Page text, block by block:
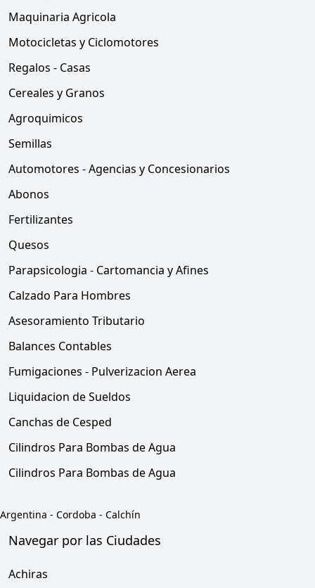
Maquinaria Agricola
Motocicletas y Ciclomotores
Regalos - Casas
Cereales y Granos
Agroquimicos
Semillas
Automotores - Agencias y Concesionarios
Abonos
Fertilizantes
Quesos
Parapsicologia - Cartomancia y Afines
Calzado Para Hombres
Asesoramiento Tributario
Balances Contables
Fumigaciones - Pulverizacion Aerea
Liquidacion de Sueldos
Canchas de Cesped
Cilindros Para Bombas de Agua
Cilindros Para Bombas de Agua
Argentina - Cordoba - Calchín
Navegar por las Ciudades
Achiras